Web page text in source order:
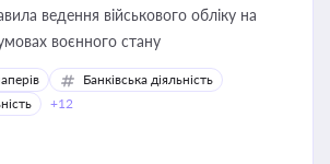
ведення військового обліку на
воєнного стану
Банківська діяльність
+12